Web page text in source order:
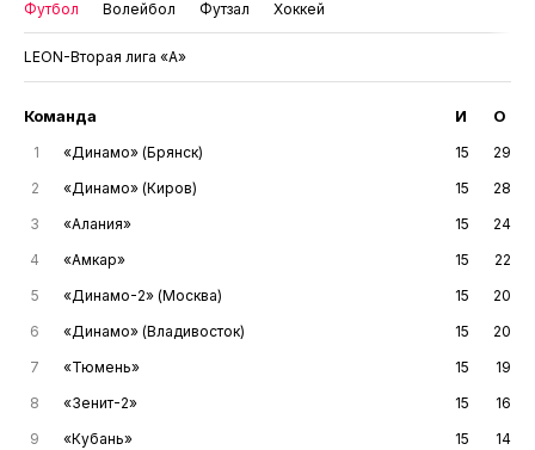
Футбол Волейбол Футзал Хоккей
LEON-Вторая лига «А»
Команда И О
1 «Динамо» (Брянск) 15
29
2
«Динамо» (Киров) 15
28
3
«Алания» 15
24
4
«Амкар» 15
22
5
«Динамо-2» (Москва) 15
20
6
«Динамо» (Владивосток) 15
20
7
«Тюмень» 15
19
8
«Зенит-2» 15
16
9
«Кубань» 15
14